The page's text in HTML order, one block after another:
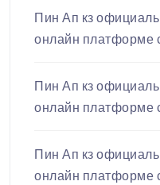
Пин Ап кз
онлайн платформе
Пин Ап кз
онлайн платформе
Пин Ап кз
онлайн платформе